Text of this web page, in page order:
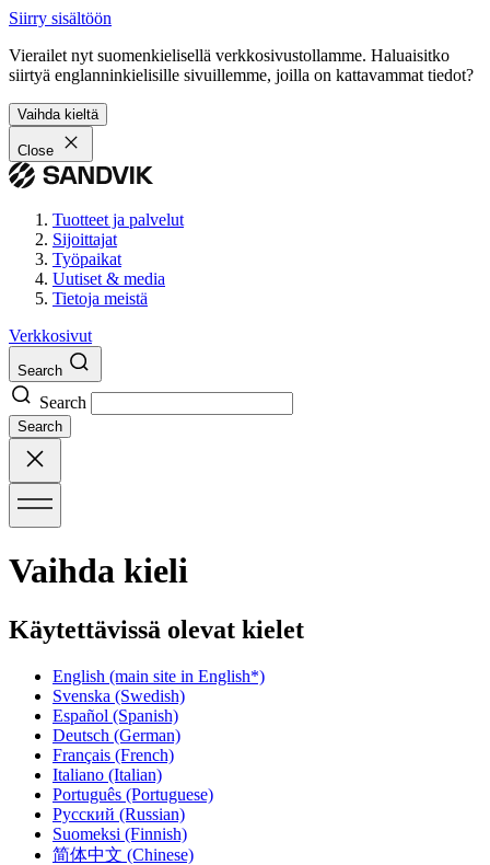
Siirry sisältöön
Vierailet nyt suomenkielisellä verkkosivustollamme. Haluaisitko
siirtyä englanninkielisille sivuillemme, joilla on kattavammat tiedot?
Vaihda kieltä
Close
Tuotteet ja palvelut
Sijoittajat
Työpaikat
Uutiset & media
Tietoja meistä
Verkkosivut
Search
Search
Search
Vaihda kieli
Käytettävissä olevat kielet
English (main site in English*)
Svenska (Swedish)
Español (Spanish)
Deutsch (German)
Français (French)
Italiano (Italian)
Português (Portuguese)
Русский (Russian)
Suomeksi (Finnish)
简体中文 (Chinese)